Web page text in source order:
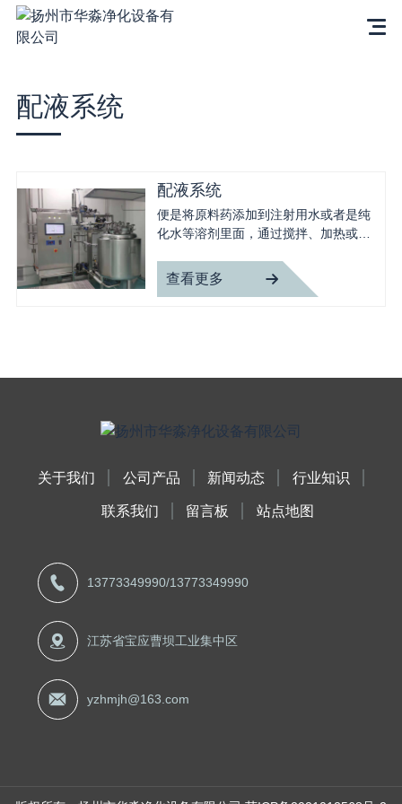
配液系统
配液系统
便是将原料药添加到注射用水或者是纯
化水等溶剂里面，通过搅拌、加热或冷
所需浓度要求的注射剂，是注射剂生产
过程中关键且繁杂的环节。
查看更多
关于我们 公司产品 新闻动态 行业知识
联系我们 留言板 站点地图
13773349990/13773349990
江苏省宝应曹坝工业集中区
yzhmjh@163.com